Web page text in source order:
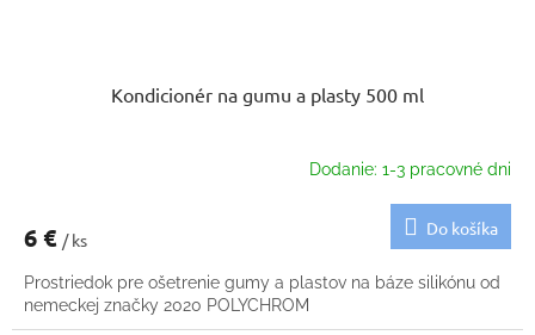
Kondicionér na gumu a plasty 500 ml
Dodanie: 1-3 pracovné dni
6 € / ks
Do košíka
Prostriedok pre ošetrenie gumy a plastov na báze silikónu od
nemeckej značky 2020 POLYCHROM